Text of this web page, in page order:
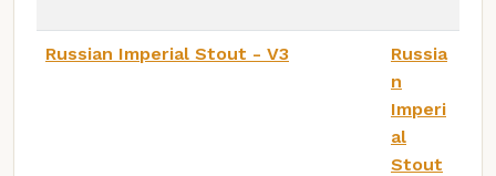
Russian Imperial Stout - V3
Russia
n
Imperi
al
Stout